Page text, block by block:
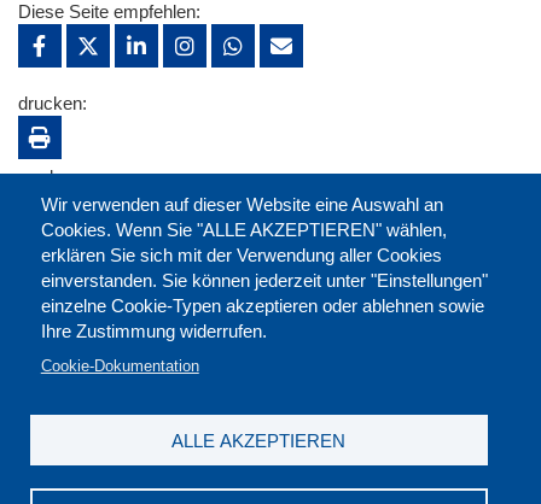
Wir verwenden auf dieser Website eine Auswahl an
Cookies. Wenn Sie "ALLE AKZEPTIEREN" wählen,
erklären Sie sich mit der Verwendung aller Cookies
einverstanden. Sie können jederzeit unter "Einstellungen"
einzelne Cookie-Typen akzeptieren oder ablehnen sowie
Ihre Zustimmung widerrufen.
Cookie-Dokumentation
ALLE AKZEPTIEREN
Diese Seite empfehlen:
drucken:
merken: